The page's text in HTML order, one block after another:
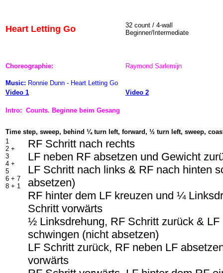
Heart Letting Go
32 count / 4-wall
Beginner/Intermediate
Choreographie: Raymond Sarlemijn
Music: Ronnie Dunn - Heart Letting Go
Video 1
Video 2
Intro: Counts. Beginne beim Gesang
Time step, sweep, behind ¼ turn left, forward, ½ turn left, sweep,
1
2 +
3
4 +
5
6 + 7
8 + 1
RF Schritt nach rechts
LF neben RF absetzen und Gewicht
LF Schritt nach links & RF nach hinten
absetzen)
RF hinter dem LF kreuzen und ¼
Schritt vorwärts
½ Linksdrehung, RF Schritt zurück & LF
schwingen (nicht absetzen)
LF Schritt zurück, RF neben LF
vorwärts